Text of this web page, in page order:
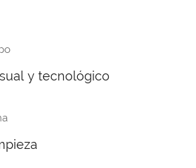
y tecnológico